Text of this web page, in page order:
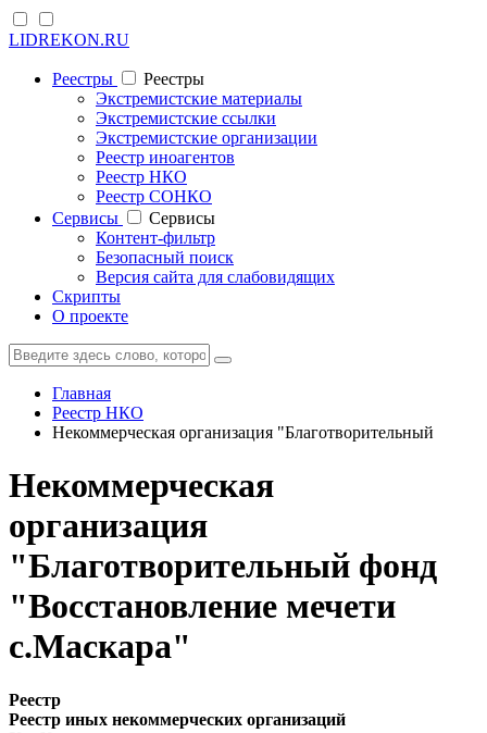
LIDREKON.RU
Реестры
Реестры
Экстремистские материалы
Экстремистские ссылки
Экстремистские организации
Реестр иноагентов
Реестр НКО
Реестр СОНКО
Cервисы
Cервисы
Контент-фильтр
Безопасный поиск
Версия сайта для слабовидящих
Скрипты
О проекте
Главная
Реестр НКО
Некоммерческая организация "Благотворительный
Некоммерческая
организация
"Благотворительный фонд
"Восстановление мечети
с.Маскара"
Реестр
Реестр иных некоммерческих организаций